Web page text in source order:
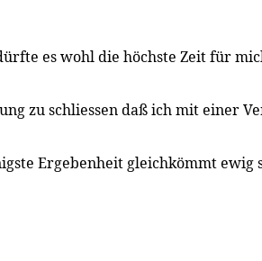
es wohl die höchste Zeit für
zu schliessen daß ich mit einer
Ergebenheit gleichkömmt ewig